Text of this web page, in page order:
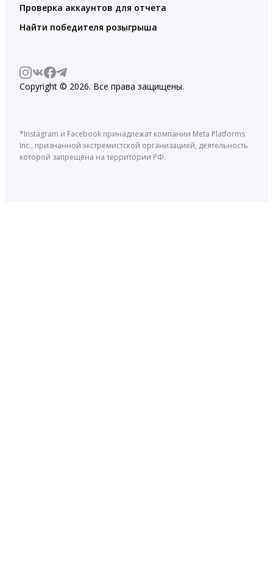
Проверка аккаунтов для отчета
Найти победителя розыгрыша
Copyright © 2026. Все права защищены.
*Instagram и Facebook принадлежат компании Meta Platforms
Inc., признанной экстремистской организацией, деятельность
которой запрещена на территории РФ.